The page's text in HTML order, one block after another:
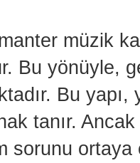
müzik
Bu yönüyle,
Bu
tanır.
sorunu ortaya